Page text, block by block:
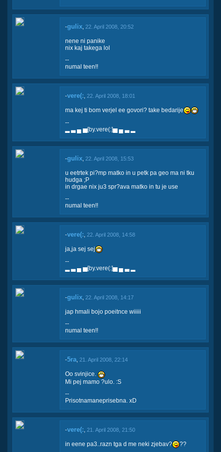
-gulix 22. April 2008, 20:52
nene ni panike
nix kaj takega lol
--
numal teen!!
-vere(: 22. April 2008, 18:01
ma kej ti bom verjel ee govori? take bedarije
--
▂ ▃ ▄ ▅[by.vere(:]▅ ▄ ▃ ▂
-gulix 22. April 2008, 15:53
u eetrtek pi?mp matko in u petk pa geo ma ni tku
hudga ;P
in drgae nix ju3 spr?ava matko in tu je use
--
numal teen!!
-vere(: 22. April 2008, 14:58
ja,ja sej sej
--
▂ ▃ ▄ ▅[by.vere(:]▅ ▄ ▃ ▂
-gulix 22. April 2008, 14:17
jap hmali bojo poeitnce wiiiii
--
numal teen!!
-5ra 21. April 2008, 22:14
Oo svinjice.
Mi pej mamo ?ulo. :S
--
Prisotnamaneprisebna. xD
-vere(: 21. April 2008, 21:50
in eene pa3..razn tga d me neki zjebav?
??